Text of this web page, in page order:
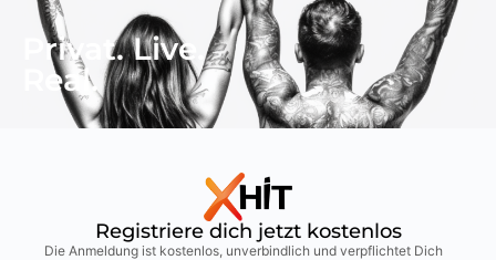
Privat. Live.
Real.
Registriere dich jetzt kostenlos
Die Anmeldung ist kostenlos, unverbindlich und verpflichtet Dich